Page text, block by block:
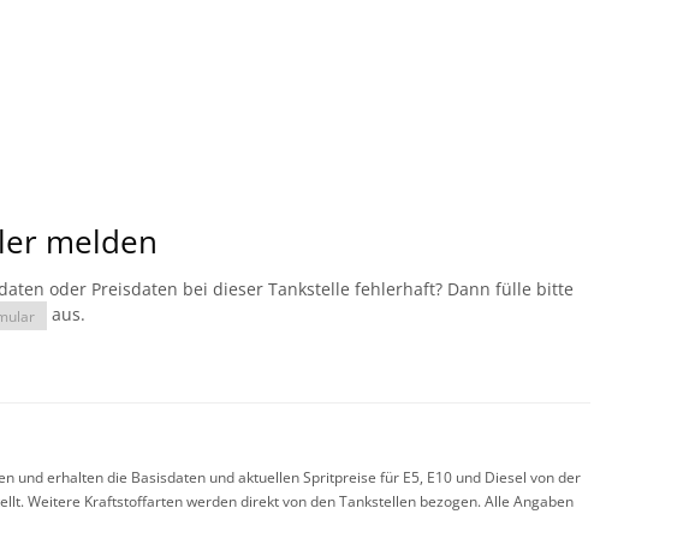
melden
oder Preisdaten bei dieser Tankstelle fehlerhaft? Dann fülle bitte
aus.
erhalten die Basisdaten und aktuellen Spritpreise für E5, E10 und Diesel von der
Weitere Kraftstoffarten werden direkt von den Tankstellen bezogen. Alle Angaben